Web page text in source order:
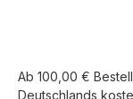
Ab 100,00 €
Deutschlands